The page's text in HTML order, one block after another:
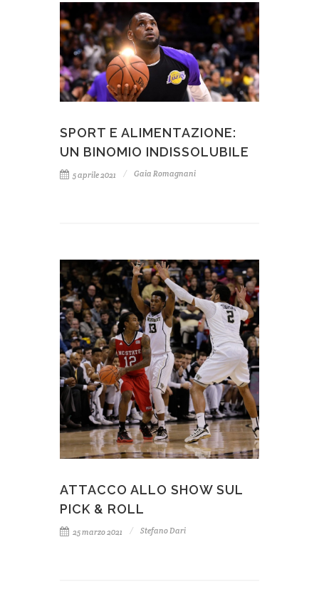
SPORT E ALIMENTAZIONE:
UN BINOMIO INDISSOLUBILE
5 aprile 2021 Gaia Romagnani
ATTACCO ALLO SHOW SUL
PICK & ROLL
25 marzo 2021 Stefano Dari